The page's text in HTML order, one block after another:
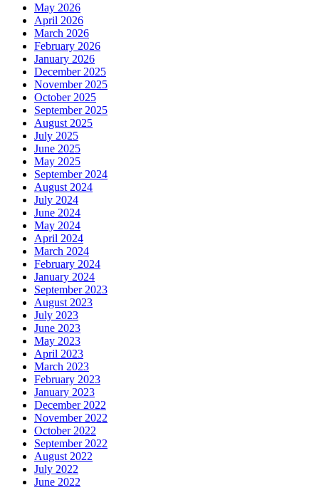
May 2026
April 2026
March 2026
February 2026
January 2026
December 2025
November 2025
October 2025
September 2025
August 2025
July 2025
June 2025
May 2025
September 2024
August 2024
July 2024
June 2024
May 2024
April 2024
March 2024
February 2024
January 2024
September 2023
August 2023
July 2023
June 2023
May 2023
April 2023
March 2023
February 2023
January 2023
December 2022
November 2022
October 2022
September 2022
August 2022
July 2022
June 2022